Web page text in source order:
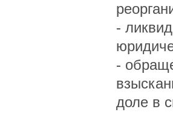
-
-
доле в